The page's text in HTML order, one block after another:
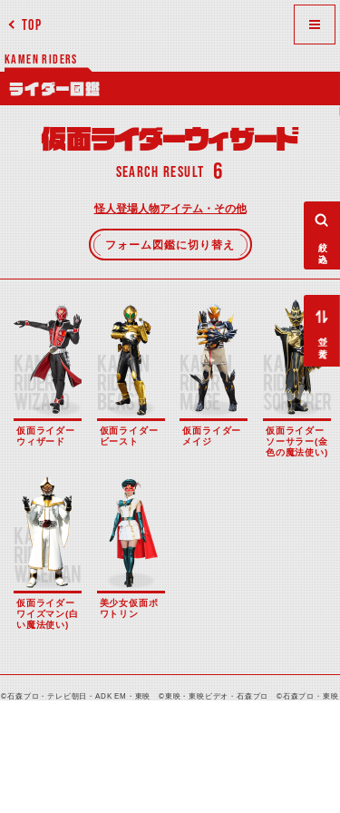
TOP
KAMEN RIDERS
ライダー図鑑
仮面ライダーウィザード
SEARCH RESULT 6
怪人登場人物アイテム・その他
フォーム図鑑に切り替え
仮面ライダー
ウィザード
仮面ライダー
ビースト
仮面ライダー
メイジ
仮面ライダー
ソーサラー(金
色の魔法使い)
仮面ライダー
ワイズマン(白
い魔法使い)
美少女仮面ポ
ワトリン
並べ替え
絞り込み
©石森プロ・テレビ朝日・ADK EM・東映 ©東映・東映ビデオ・石森プロ ©石森プロ・東映